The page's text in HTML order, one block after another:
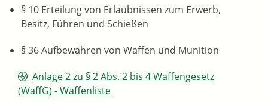
§ 10 Erteilung von Erlaubnissen zum Erwerb,
Besitz, Führen und Schießen
§ 36Aufbewahren von Waffen und Munition
Anlage 2 zu § 2 Abs. 2 bis 4 Waffengesetz
(WaffG) - Waffenliste